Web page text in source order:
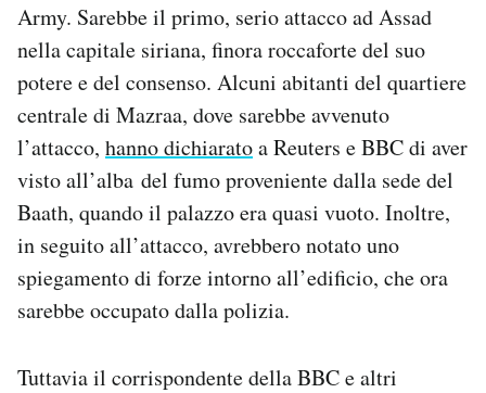
AREA PERSONALE
Area Personale
Newsletter
Regala il Post
Hai bisogno di aiuto?
Esci
Army. Sarebbe il primo, serio attacco ad Assad
nella capitale siriana, finora roccaforte del suo
potere e del consenso. Alcuni abitanti del quartiere
centrale di Mazraa, dove sarebbe avvenuto
l’attacco, hanno dichiaratoa Reuters e BBC di aver
visto all’alba del fumo proveniente dalla sede del
Baath, quando il palazzo era quasi vuoto. Inoltre,
in seguito all’attacco, avrebbero notato uno
spiegamento di forze intorno all’edificio, che ora
sarebbe occupato dalla polizia.
Tuttavia il corrispondente della BBC e altri